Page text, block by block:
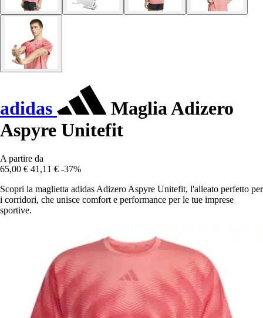
adidas
Maglia Adizero
Aspyre Unitefit
A partire da
65,00 € 41,11 € -37%
Scopri la maglietta adidas Adizero Aspyre Unitefit, l'alleato perfetto per
i corridori, che unisce comfort e performance per le tue imprese
sportive.